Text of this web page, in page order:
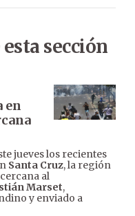
sección
en
jueves los recientes
Santa Cruz, la región
al
Marset,
y enviado a